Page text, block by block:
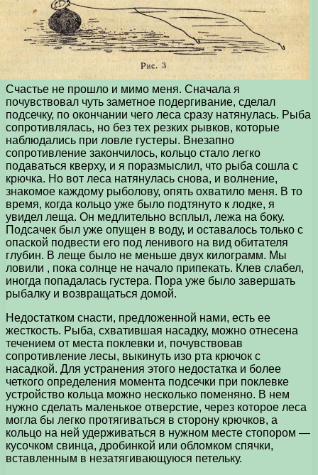
Счастье не прошло и мимо меня. Сначала я
почувствовал чуть заметное подергивание, сделал
подсечку, по окончании чего леса сразу натянулась. Рыба
сопротивлялась, но без тех резких рывков, которые
наблюдались при ловле густеры. Внезапно
сопротивление закончилось, кольцо стало легко
подаваться кверху, и я поразмыслил, что рыба сошла с
крючка. Но вот леса натянулась снова, и волнение,
знакомое каждому рыболову, опять охватило меня. В то
время, когда кольцо уже было подтянуто к лодке, я
увидел леща. Он медлительно всплыл, лежа на боку.
Подсачек был уже опущен в воду, и оставалось только с
опаской подвести его под ленивого на вид обитателя
глубин. В леще было не меньше двух килограмм. Мы
ловили , пока солнце не начало припекать. Клев слабел,
иногда попадалась густера. Пора уже было завершать
рыбалку и возвращаться домой.
Недостатком снасти, предложенной нами, есть ее
жесткость. Рыба, схватившая насадку, можно отнесена
течением от места поклевки и, почувствовав
сопротивление лесы, выкинуть изо рта крючок с
насадкой. Для устранения этого недостатка и более
четкого определения момента подсечки при поклевке
устройство кольца можно несколько поменяно. В нем
нужно сделать маленькое отверстие, через которое леса
могла бы легко протягиваться в сторону крючков, а
кольцо на ней удерживаться в нужном месте стопором —
кусочком свинца, дробинкой или обломком спячки,
вставленным в незатягивающуюся петельку.